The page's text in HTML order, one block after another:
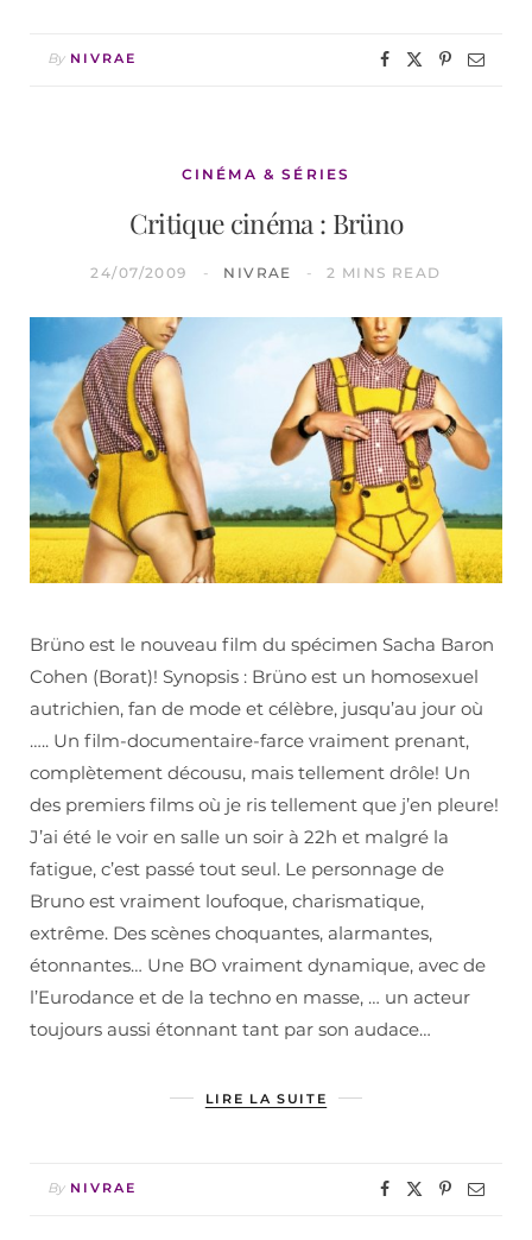
By NIVRAE
CINÉMA & SÉRIES
Critique cinéma : Brüno
24/07/2009 NIVRAE 2 MINS READ
Brüno est le nouveau film du spécimen Sacha Baron
Cohen (Borat)! Synopsis : Brüno est un homosexuel
autrichien, fan de mode et célèbre, jusqu’au jour où
….. Un film-documentaire-farce vraiment prenant,
complètement décousu, mais tellement drôle! Un
des premiers films où je ris tellement que j’en pleure!
J’ai été le voir en salle un soir à 22h et malgré la
fatigue, c’est passé tout seul. Le personnage de
Bruno est vraiment loufoque, charismatique,
extrême. Des scènes choquantes, alarmantes,
étonnantes… Une BO vraiment dynamique, avec de
l’Eurodance et de la techno en masse, … un acteur
toujours aussi étonnant tant par son audace…
LIRE LA SUITE
By NIVRAE